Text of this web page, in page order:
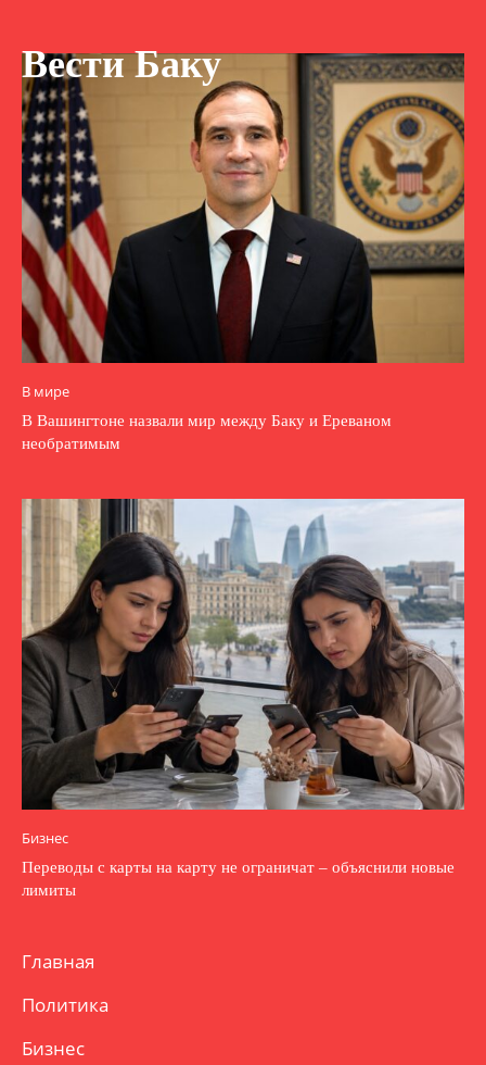
Вести Баку
В мире
В Вашингтоне назвали мир между Баку и Ереваном
необратимым
Бизнес
Переводы с карты на карту не ограничат – объяснили новые
лимиты
Главная
Политика
Бизнес